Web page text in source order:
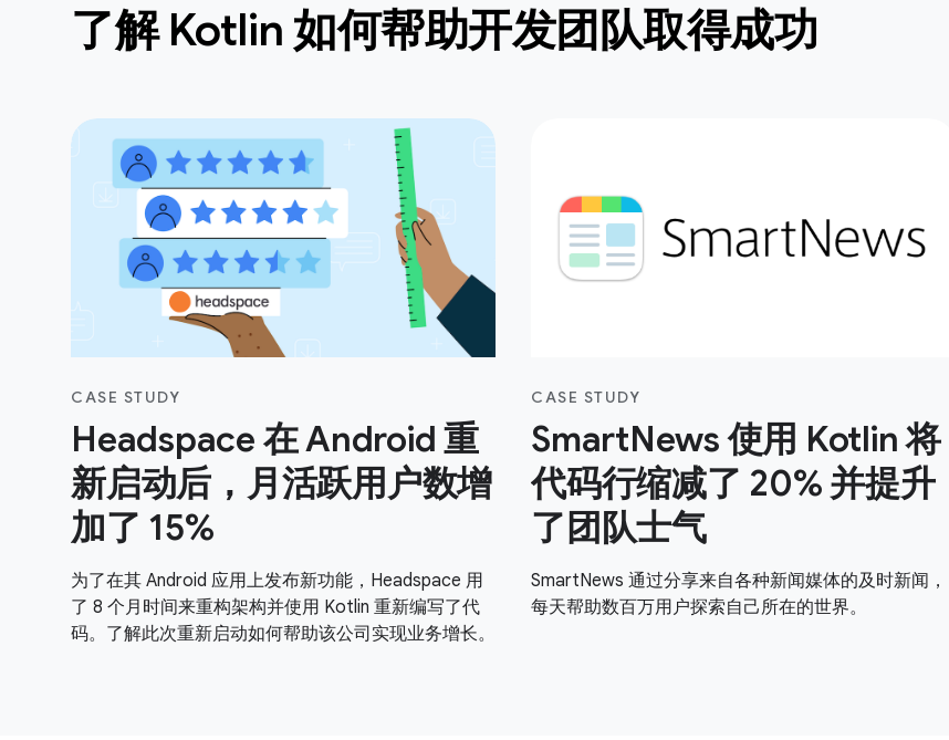
了解 Kotlin 如何帮助开发团队取得成功
CASE STUDY
Headspace 在 Android 重
新启动后，月活跃用户数增
加了 15%
为了在其 Android 应用上发布新功能，Headspace 用
了 8 个月时间来重构架构并使用 Kotlin 重新编写了代
码。了解此次重新启动如何帮助该公司实现业务增长。
CASE STUDY
SmartNews 使用 Kotlin 将
代码行缩减了 20% 并提升
了团队士气
SmartNews 通过分享来自各种新闻媒体的及时新闻，
每天帮助数百万用户探索自己所在的世界。